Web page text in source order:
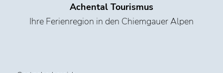
Achental Tourismus
Ihre Ferienregion in den Chiemgauer Alpen